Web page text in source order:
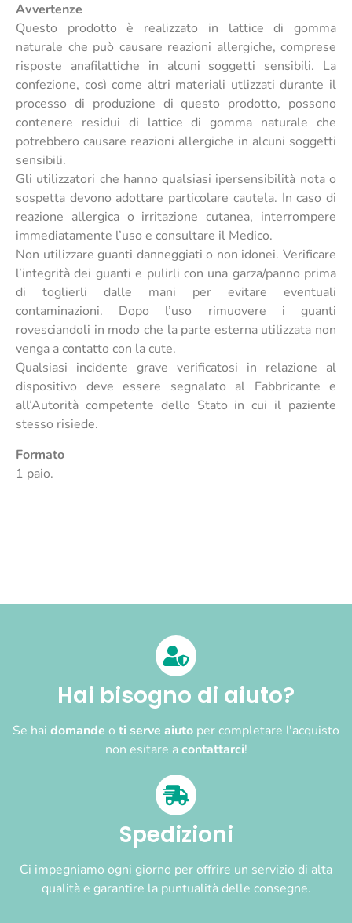
Avvertenze
Questo prodotto è realizzato in lattice di gomma
naturale che può causare reazioni allergiche, comprese
risposte anafilattiche in alcuni soggetti sensibili. La
confezione, così come altri materiali utlizzati durante il
processo di produzione di questo prodotto, possono
contenere residui di lattice di gomma naturale che
potrebbero causare reazioni allergiche in alcuni soggetti
sensibili.
Gli utilizzatori che hanno qualsiasi ipersensibilità nota o
sospetta devono adottare particolare cautela. In caso di
reazione allergica o irritazione cutanea, interrompere
immediatamente l’uso e consultare il Medico.
Non utilizzare guanti danneggiati o non idonei. Verificare
l’integrità dei guanti e pulirli con una garza/panno prima
di toglierli dalle mani per evitare eventuali
contaminazioni. Dopo l’uso rimuovere i guanti
rovesciandoli in modo che la parte esterna utilizzata non
venga a contatto con la cute.
Qualsiasi incidente grave verificatosi in relazione al
dispositivo deve essere segnalato al Fabbricante e
all’Autorità competente dello Stato in cui il paziente
stesso risiede.
Formato
1 paio.
Hai bisogno di aiuto?
Se hai domande o ti serve aiuto per completare l'acquisto
non esitare acontattarci!
Spedizioni
Ci impegniamo ogni giorno per offrire un servizio di alta
qualità e garantire la puntualità delle consegne.